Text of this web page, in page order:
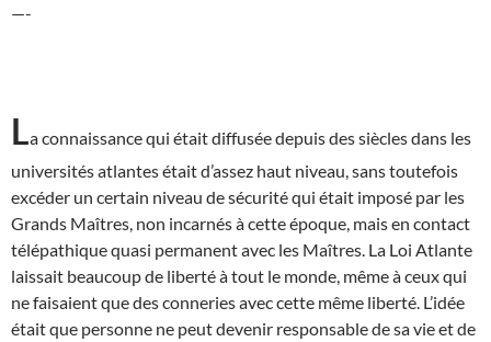
—-
La connaissance qui était diffusée depuis des siècles dans les
universités atlantes était d’assez haut niveau, sans toutefois
excéder un certain niveau de sécurité qui était imposé par les
Grands Maîtres, non incarnés à cette époque, mais en contact
télépathique quasi permanent avec les Maîtres. La Loi Atlante
laissait beaucoup de liberté à tout le monde, même à ceux qui
ne faisaient que des conneries avec cette même liberté. L’idée
était que personne ne peut devenir responsable de sa vie et de